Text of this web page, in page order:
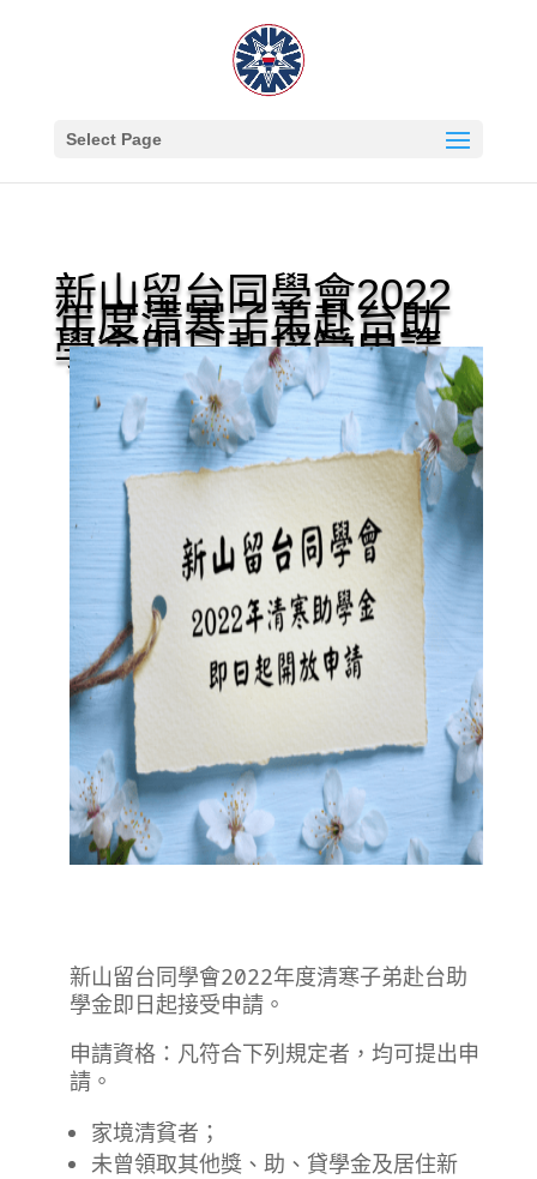
Select Page
新山留台同學會2022
年度清寒子弟赴台助
學金即日起接受申請
新山留台同學會2022年度清寒子弟赴台助
學金即日起接受申請。
申請資格：凡符合下列規定者，均可提出申
請。
家境清貧者；
未曾領取其他獎、助、貸學金及居住新